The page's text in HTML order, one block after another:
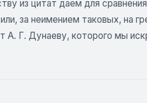
из цитат даем для
за неимением таковых, на
Г. Дунаеву, которого мы